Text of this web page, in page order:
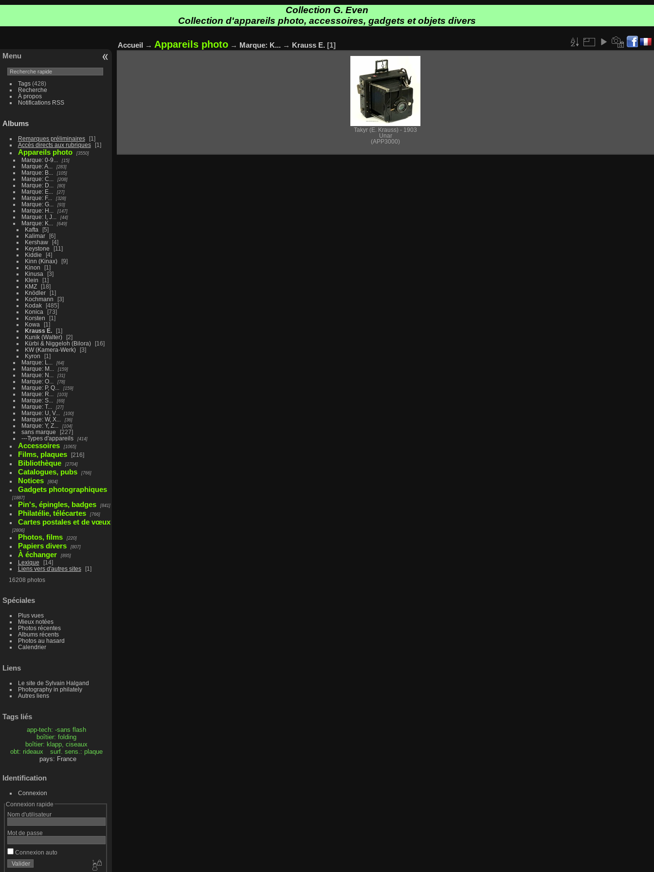
Collection G. Even
Collection d'appareils photo, accessoires, gadgets et objets divers
Menu
Tags(428)
Recherche
À propos
Notifications RSS
Albums
Remarques préliminaires
1
Accès directs aux rubriques
1
Appareils photo 3550
Marque: 0-9... 15
Marque: A... 283
Marque: B... 105
Marque: C... 208
Marque: D... 80
Marque: E... 27
Marque: F... 328
Marque: G... 93
Marque: H... 147
Marque: I, J... 44
Marque: K... 649
Kafta
5
Kalimar
6
Kershaw
4
Keystone
11
Kiddie
4
Kinn (Kinax)
9
Kinon
1
Kinusa
3
Klein
1
KMZ
18
Knödler
1
Kochmann
3
Kodak
485
Konica
73
Korsten
1
Kowa
1
Krauss E.
1
Kunik (Walter)
2
Kürbi & Niggeloh (Bilora)
16
KW (Kamera-Werk)
3
Kyron
1
Marque: L...
64
Marque: M... 159
Marque: N... 31
Marque: O... 78
Marque: P, Q... 159
Marque: R... 103
Marque: S... 69
Marque: T... 27
Marque: U, V... 100
Marque: W, X... 36
Marque: Y, Z... 104
sans marque
227
---Types d'appareils
414
Accessoires 1065
Films, plaques 216
Bibliothèque 2704
Catalogues, pubs 766
Notices 804
Gadgets photographiques
1887
Pin's, épingles, badges 841
Philatélie, télécartes 766
Cartes postales et de vœux
2806
Photos, films 220
Papiers divers 807
À échanger 895
Lexique
14
Liens vers d'autres sites
1
16208 photos
Spéciales
Plus vues
Mieux notées
Photos récentes
Albums récents
Photos au hasard
Calendrier
Liens
Le site de Sylvain Halgand
Photography in philately
Autres liens
Tags liés
app-tech: -sans flash
boîtier: folding
boîtier: klapp, ciseaux
obt: rideaux
surf. sens.: plaque
pays: France
Identification
Connexion
Connexion rapide
Nom d'utilisateur
Mot de passe
Connexion auto
Accueil → Appareils photo → Marque: K... → Krauss E. 1
Takyr (E. Krauss) - 1903
Unar
(APP3000)